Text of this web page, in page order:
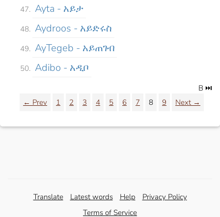
Ayta - አይታ
Aydroos - አይድሩስ
AyTegeb - አይጠገብ
Adibo - አዲቦ
B ⏭️
← Prev
1 2 3 4 5 6 7 8 9 Next →
Translate Latest words Help
Privacy Policy
Terms of Service